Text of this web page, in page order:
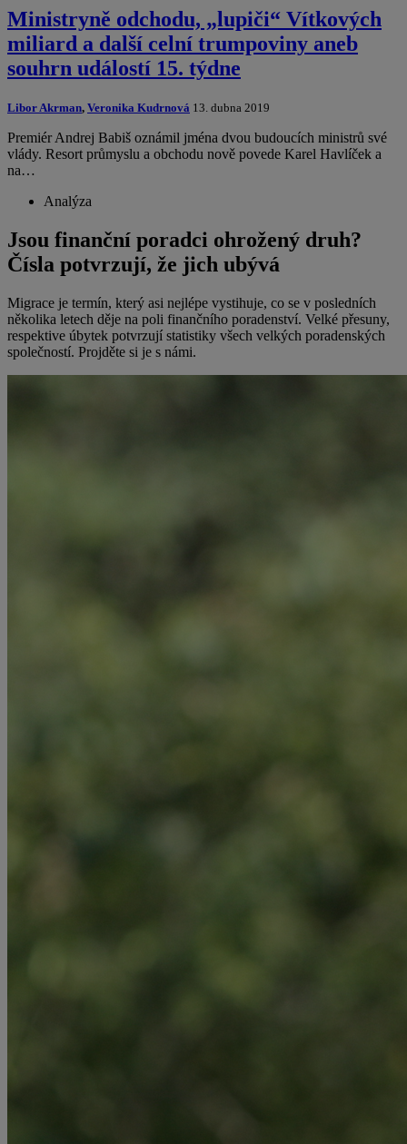
Ministryně odchodu, „lupiči“ Vítkových
miliard a další celní trumpoviny aneb
souhrn událostí 15. týdne
Libor Akrman, Veronika Kudrnová 13. dubna 2019
Premiér Andrej Babiš oznámil jména dvou budoucích ministrů své
vlády. Resort průmyslu a obchodu nově povede Karel Havlíček a
na…
Analýza
Jsou finanční poradci ohrožený druh?
Čísla potvrzují, že jich ubývá
Migrace je termín, který asi nejlépe vystihuje, co se v posledních
několika letech děje na poli finančního poradenství. Velké přesuny,
respektive úbytek potvrzují statistiky všech velkých poradenských
společností. Projděte si je s námi.